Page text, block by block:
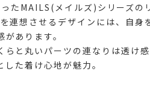
たMAILS(メイルズ)シリーズの
連想させるデザインには、自身
があります。
と丸いパーツの連なりは透け
た着け心地が魅力。